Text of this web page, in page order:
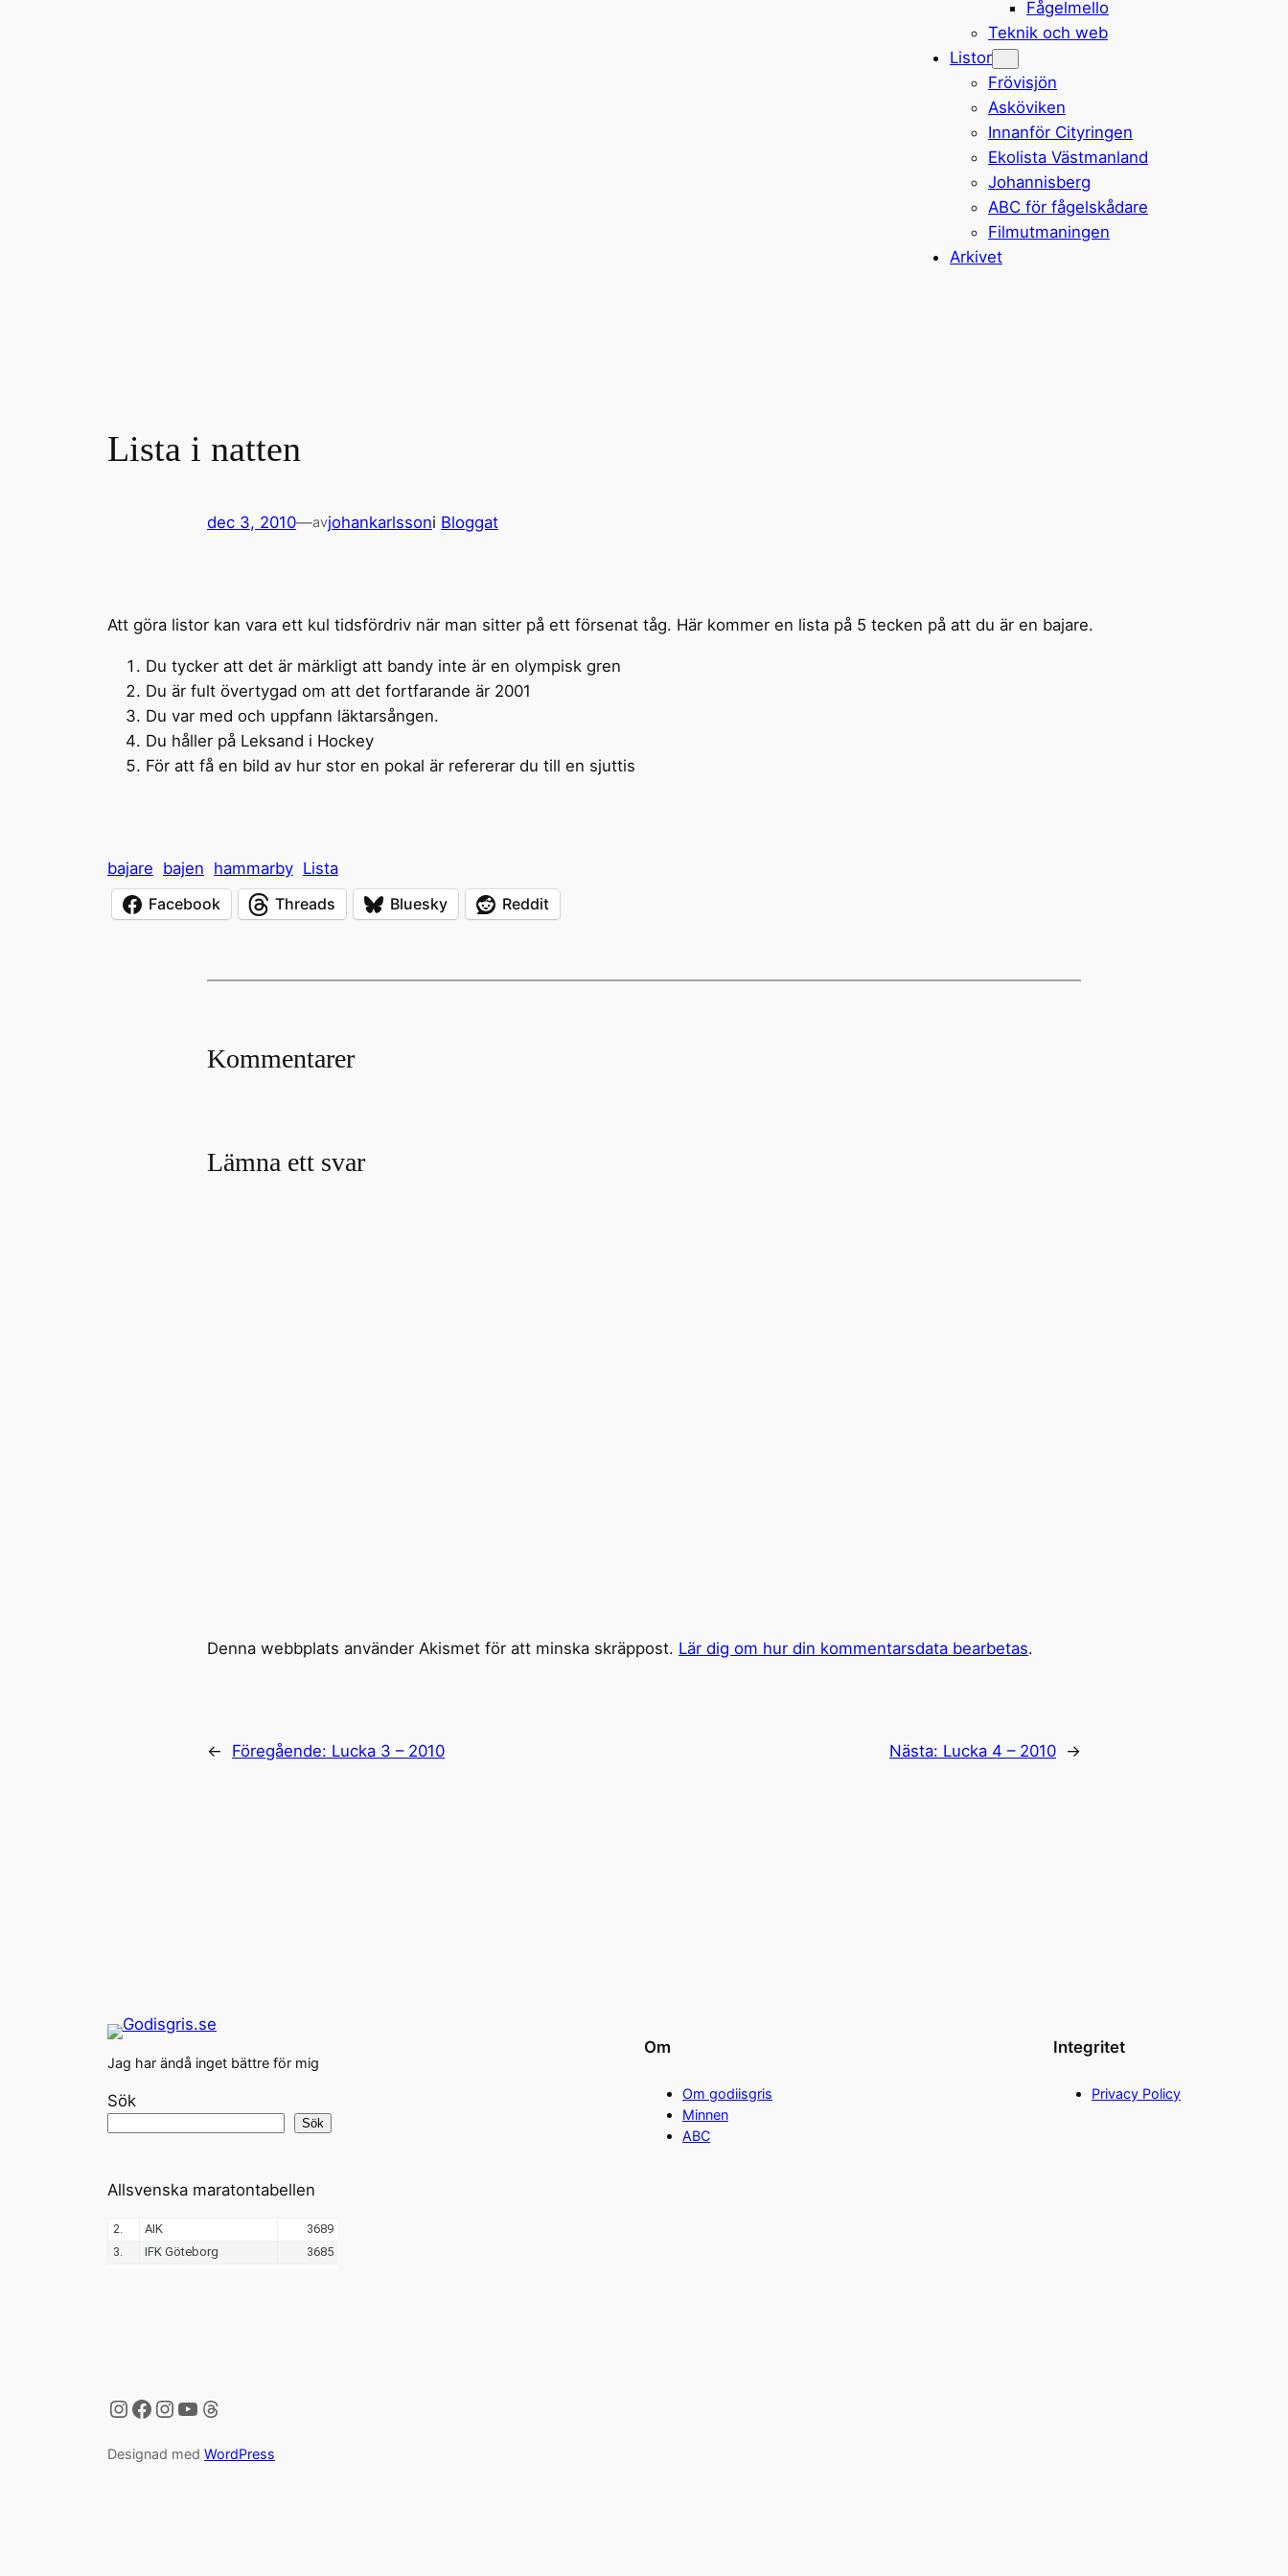
Fågelmello
Teknik och web
Listor
Frövisjön
Asköviken
Innanför Cityringen
Ekolista Västmanland
Johannisberg
ABC för fågelskådare
Filmutmaningen
Arkivet
Lista i natten
dec 3, 2010—avjohankarlssoni Bloggat
Att göra listor kan vara ett kul tidsfördriv när man sitter på ett försenat tåg. Här kommer en lista på 5 tecken på att du är en bajare.
Du tycker att det är märkligt att bandy inte är en olympisk gren
Du är fult övertygad om att det fortfarande är 2001
Du var med och uppfann läktarsången.
Du håller på Leksand i Hockey
För att få en bild av hur stor en pokal är refererar du till en sjuttis
bajare bajen hammarby Lista
Facebook
Threads Bluesky Reddit
Kommentarer
Lämna ett svar
Denna webbplats använder Akismet för att minska skräppost. Lär dig om hur din kommentarsdata bearbetas.
← Föregående: Lucka 3 – 2010 Nästa: Lucka 4 – 2010 →
Jag har ändå inget bättre för mig
Sök
Sök
Om
Om godiisgris
Minnen
ABC
Integritet
Privacy Policy
Allsvenska maratontabellen
Instagram
Facebook
Instagram
YouTube
Threads
Designad med WordPress